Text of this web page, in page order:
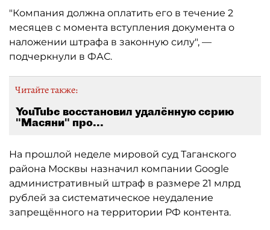
"Компания должна оплатить его в течение 2
месяцев с момента вступления документа о
наложении штрафа в законную силу", —
подчеркнули в ФАС.
Читайте также:
YouTube восстановил удалённую серию
"Масяни" про...
На прошлой неделе мировой суд Таганского
района Москвы назначил компании Google
административный штраф в размере 21 млрд
рублей за систематическое неудаление
запрещённого на территории РФ контента.